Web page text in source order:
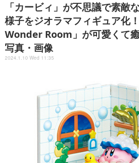
「カービィ」が不思議で素敵
様子をジオラマフィギュア化
Wonder Room」が可愛くて
写真・画像
2024.1.10 Wed 11:35